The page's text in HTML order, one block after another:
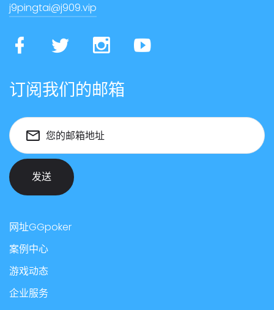
j9pingtai@j909.vip
订阅我们的邮箱
您的邮箱地址
发送
网址GGpoker
案例中心
游戏动态
企业服务